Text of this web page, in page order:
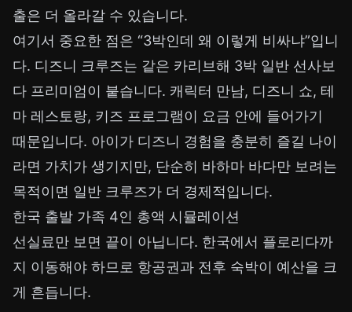
출은 더 올라갈 수 있습니다.
여기서 중요한 점은 “3박인데 왜 이렇게 비싸냐”입니
다. 디즈니 크루즈는 같은 카리브해 3박 일반 선사보
다 프리미엄이 붙습니다. 캐릭터 만남, 디즈니 쇼, 테
마 레스토랑, 키즈 프로그램이 요금 안에 들어가기
때문입니다. 아이가 디즈니 경험을 충분히 즐길 나이
라면 가치가 생기지만, 단순히 바하마 바다만 보려는
목적이면 일반 크루즈가 더 경제적입니다.
한국 출발 가족 4인 총액 시뮬레이션
선실료만 보면 끝이 아닙니다. 한국에서 플로리다까
지 이동해야 하므로 항공권과 전후 숙박이 예산을 크
게 흔듭니다.